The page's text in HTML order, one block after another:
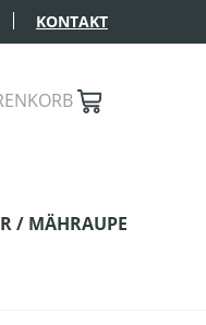
KONTAKT
/ MÄHRAUPE